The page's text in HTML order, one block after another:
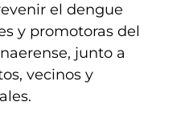
el dengue
y promotoras del
junto a
vecinos y